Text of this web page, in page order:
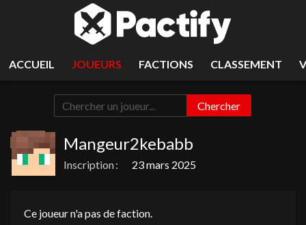
ACCUEIL JOUEURS FACTIONS CLASSEMENT
Chercher
Mangeur2kebabb
Inscription : 23 mars 2025
Ce joueur n'a pas de faction.